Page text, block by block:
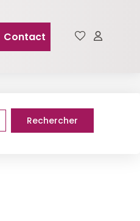
Contact